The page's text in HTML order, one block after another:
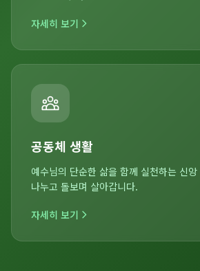
자세히 보기
공동체 생활
예수님의 단순한 삶을 함께 실천하는 신
나누고 돌보며 살아갑니다.
자세히 보기